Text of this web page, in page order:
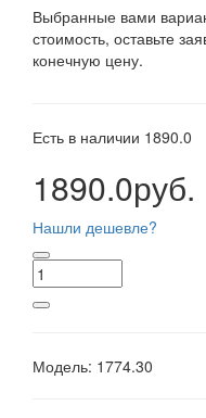
Выбранные вами
стоимость, оставьте
конечную цену.
Есть в наличии 1890.0
1890.0руб.
Нашли дешевле?
Модель: 1774.30